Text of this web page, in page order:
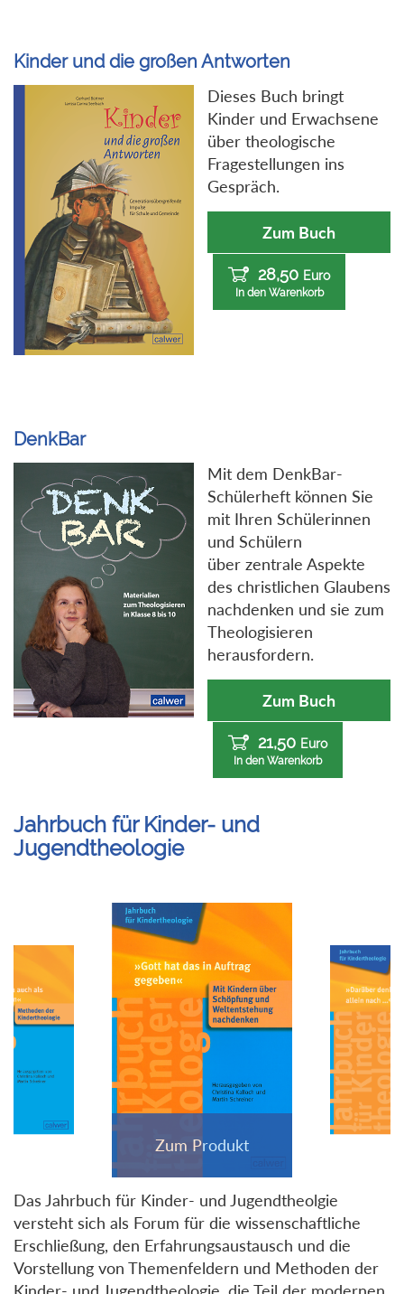
Kinder und die großen Antworten
Dieses Buch bringt
Kinder und Erwachsene
über theologische
Fragestellungen ins
Gespräch.
Zum Buch
28,50 Euro
In den Warenkorb
DenkBar
Mit dem DenkBar-
Schülerheft können Sie
mit Ihren Schülerinnen
und Schülern
über zentrale Aspekte
des christlichen Glaubens
nachdenken und sie zum
Theologisieren
herausfordern.
Zum Buch
21,50 Euro
In den Warenkorb
Jahrbuch für Kinder- und
Jugendtheologie
Das Jahrbuch für Kinder- und Jugendtheolgie
versteht sich als Forum für die wissenschaftliche
Erschließung, den Erfahrungsaustausch und die
Vorstellung von Themenfeldern und Methoden der